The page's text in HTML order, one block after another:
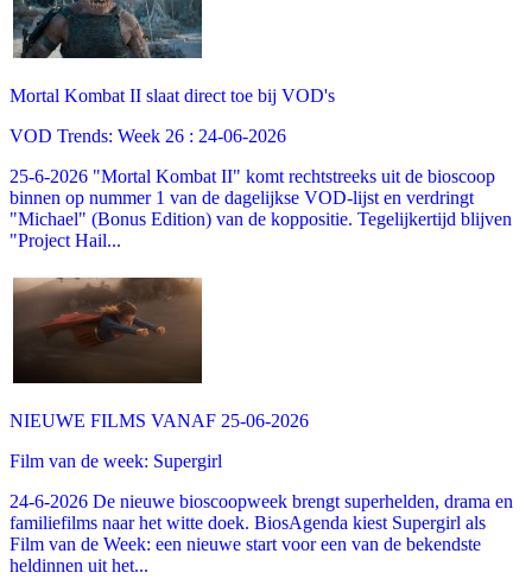
Mortal Kombat II slaat direct toe bij VOD's
VOD Trends: Week 26 : 24-06-2026
25-6-2026 "Mortal Kombat II" komt rechtstreeks uit de bioscoop
binnen op nummer 1 van de dagelijkse VOD-lijst en verdringt
"Michael" (Bonus Edition) van de koppositie. Tegelijkertijd blijven
"Project Hail...
NIEUWE FILMS VANAF 25-06-2026
Film van de week: Supergirl
24-6-2026 De nieuwe bioscoopweek brengt superhelden, drama en
familiefilms naar het witte doek. BiosAgenda kiest Supergirl als
Film van de Week: een nieuwe start voor een van de bekendste
heldinnen uit het...